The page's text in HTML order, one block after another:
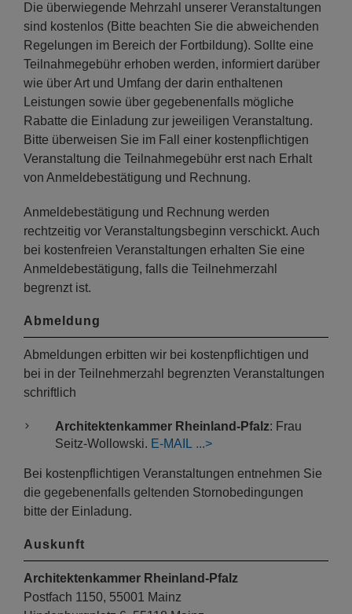
Die überwiegende Mehrzahl unserer Veranstaltungen
sind kostenlos (Bitte beachten Sie die abweichenden
Regelungen im Bereich der Fortbildung). Sollte eine
Teilnahmegebühr erhoben werden, informiert darüber
wie über Art und Umfang der darin enthaltenen
Leistungen sowie über gegebenenfalls mögliche
Rabatte die Einladung zur jeweiligen Veranstaltung.
Bitte überweisen Sie im Fall einer kostenpflichtigen
Veranstaltung die Teilnahmegebühr erst nach Erhalt
von Anmeldebestätigung und Rechnung.
Anmeldebestätigung und Rechnung werden
rechtzeitig vor Veranstaltungsbeginn verschickt. Auch
bei kostenfreien Veranstaltungen erhalten Sie eine
Anmeldebestätigung, falls die Teilnehmerzahl
begrenzt ist.
Abmeldung
Abmeldungen erbitten wir bei kostenpflichtigen und
bei in der Teilnehmerzahl begrenzten Veranstaltungen
schriftlich
Architektenkammer Rheinland-Pfalz: Frau
Seitz-Wollowski. E-MAIL
Bei kostenpflichtigen Veranstaltungen entnehmen Sie
die gegebenenfalls geltenden Stornobedingungen
bitte der Einladung.
Auskunft
Architektenkammer Rheinland-Pfalz
Postfach 1150, 55001 Mainz